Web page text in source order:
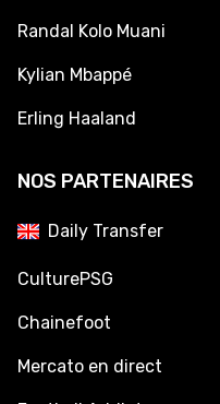
Randal Kolo Muani
Kylian Mbappé
Erling Haaland
NOS PARTENAIRES
Daily Transfer
CulturePSG
Chainefoot
Mercato en direct